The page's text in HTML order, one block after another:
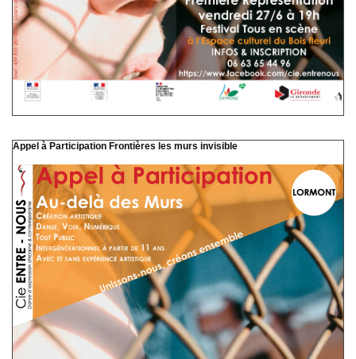
Appel à Participation Frontières les murs invisible